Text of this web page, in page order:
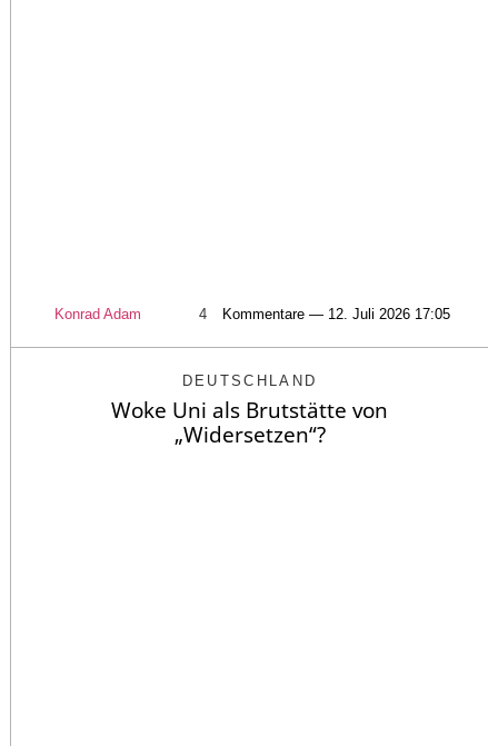
Konrad Adam 4 Kommentare — 12. Juli 2026 17:05
DEUTSCHLAND
Woke Uni als Brutstätte von
„Widersetzen“?